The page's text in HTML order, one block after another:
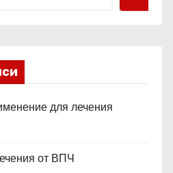
для лечения
от ВПЧ